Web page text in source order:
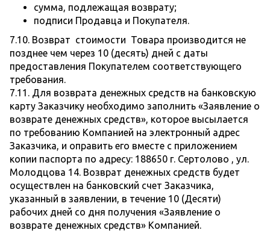
сумма, подлежащая возврату;
подписи Продавца и Покупателя.
7.10. Возврат стоимости Товара производится не
позднее чем через 10 (десять) дней с даты
предоставления Покупателем соответствующего
требования.
7.11. Для возврата денежных средств на банковскую
карту Заказчику необходимо заполнить «Заявление о
возврате денежных средств», которое высылается
по требованию Компанией на электронный адрес
Заказчика, и оправить его вместе с приложением
копии паспорта по адресу: 188650 г. Сертолово , ул.
Молодцова 14. Возврат денежных средств будет
осуществлен на банковский счет Заказчика,
указанный в заявлении, в течение 10 (Десяти)
рабочих дней со дня получения «Заявление о
возврате денежных средств» Компанией.